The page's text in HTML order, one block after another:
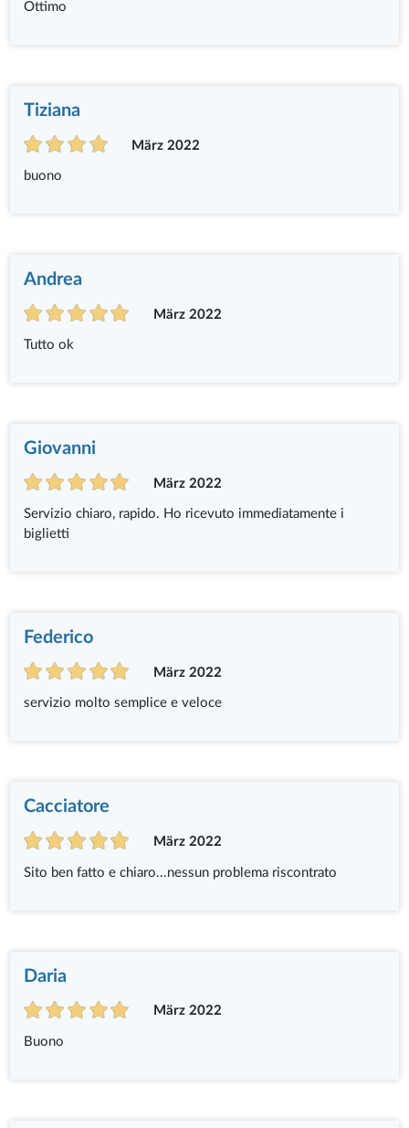
Ottimo
Tiziana
März 2022
buono
Andrea
März 2022
Tutto ok
Giovanni
März 2022
Servizio chiaro, rapido. Ho ricevuto immediatamente i
biglietti
Federico
März 2022
servizio molto semplice e veloce
Cacciatore
März 2022
Sito ben fatto e chiaro...nessun problema riscontrato
Daria
März 2022
Buono